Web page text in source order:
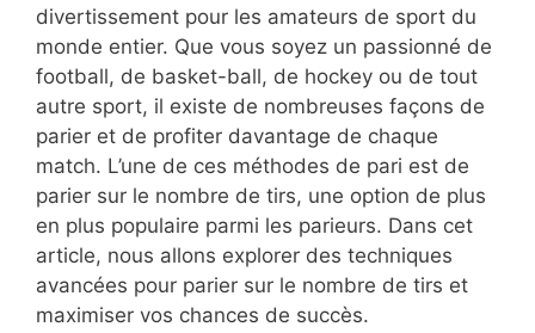
divertissement pour les amateurs de sport du
monde entier. Que vous soyez un passionné de
football, de basket-ball, de hockey ou de tout
autre sport, il existe de nombreuses façons de
parier et de profiter davantage de chaque
match. L’une de ces méthodes de pari est de
parier sur le nombre de tirs, une option de plus
en plus populaire parmi les parieurs. Dans cet
article, nous allons explorer des techniques
avancées pour parier sur le nombre de tirs et
maximiser vos chances de succès.